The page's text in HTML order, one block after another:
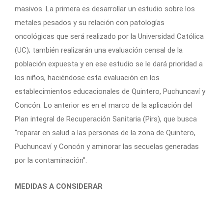
masivos. La primera es desarrollar un estudio sobre los
metales pesados y su relación con patologías
oncológicas que será realizado por la Universidad Católica
(UC); también realizarán una evaluación censal de la
población expuesta y en ese estudio se le dará prioridad a
los niños, haciéndose esta evaluación en los
establecimientos educacionales de Quintero, Puchuncaví y
Concón. Lo anterior es en el marco de la aplicación del
Plan integral de Recuperación Sanitaria (Pirs), que busca
“reparar en salud a las personas de la zona de Quintero,
Puchuncaví y Concón y aminorar las secuelas generadas
por la contaminación”.
MEDIDAS A CONSIDERAR